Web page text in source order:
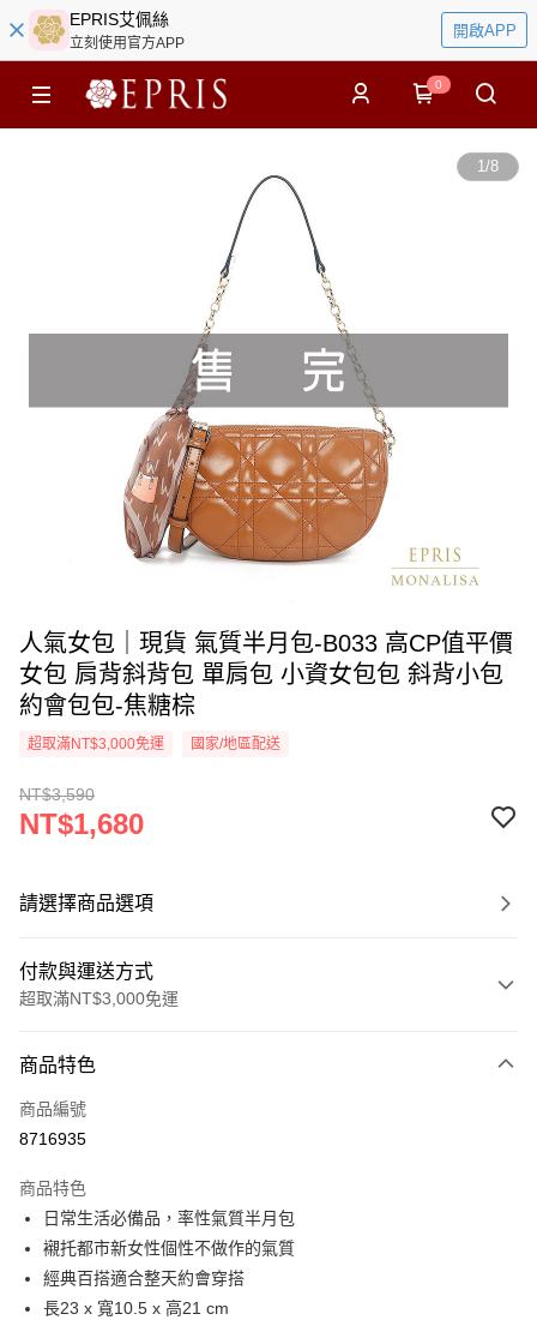
EPRIS艾佩絲
立刻使用官方APP
開啟APP
0
1/8
人氣女包｜現貨 氣質半月包-B033 高CP值平價
女包 肩背斜背包 單肩包 小資女包包 斜背小包
約會包包-焦糖棕
超取滿NT$3,000免運 國家/地區配送
NT$3,590
NT$1,680
請選擇商品選項
付款與運送方式
超取滿NT$3,000免運
信用卡一次付款
信用卡分期付款
合作金庫商業銀行
華南商業銀行
彰化商業銀行
上海商業儲蓄銀行
台北富邦商業銀行
國泰世華商業銀行
臺灣中小企業銀行
6 期 0 利率 每期
華南商業銀行
彰化商業銀行
上海商業儲蓄銀行
國泰世華商業銀行
LINE Pay
Apple Pay
商品特色
商品編號
8716935
商品特色
日常生活必備品，率性氣質半月包
襯托都市新女性個性不做作的氣質
經典百搭適合整天約會穿搭
長23 x 寬10.5 x 高21 cm